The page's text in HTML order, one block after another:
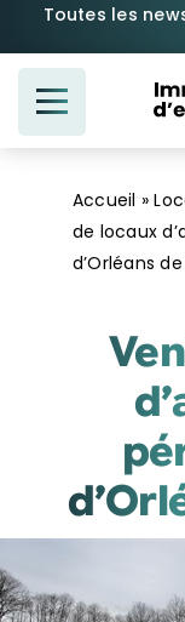
Passer
contenu
Toutes les
Accueil »
de locaux
d’Orléans